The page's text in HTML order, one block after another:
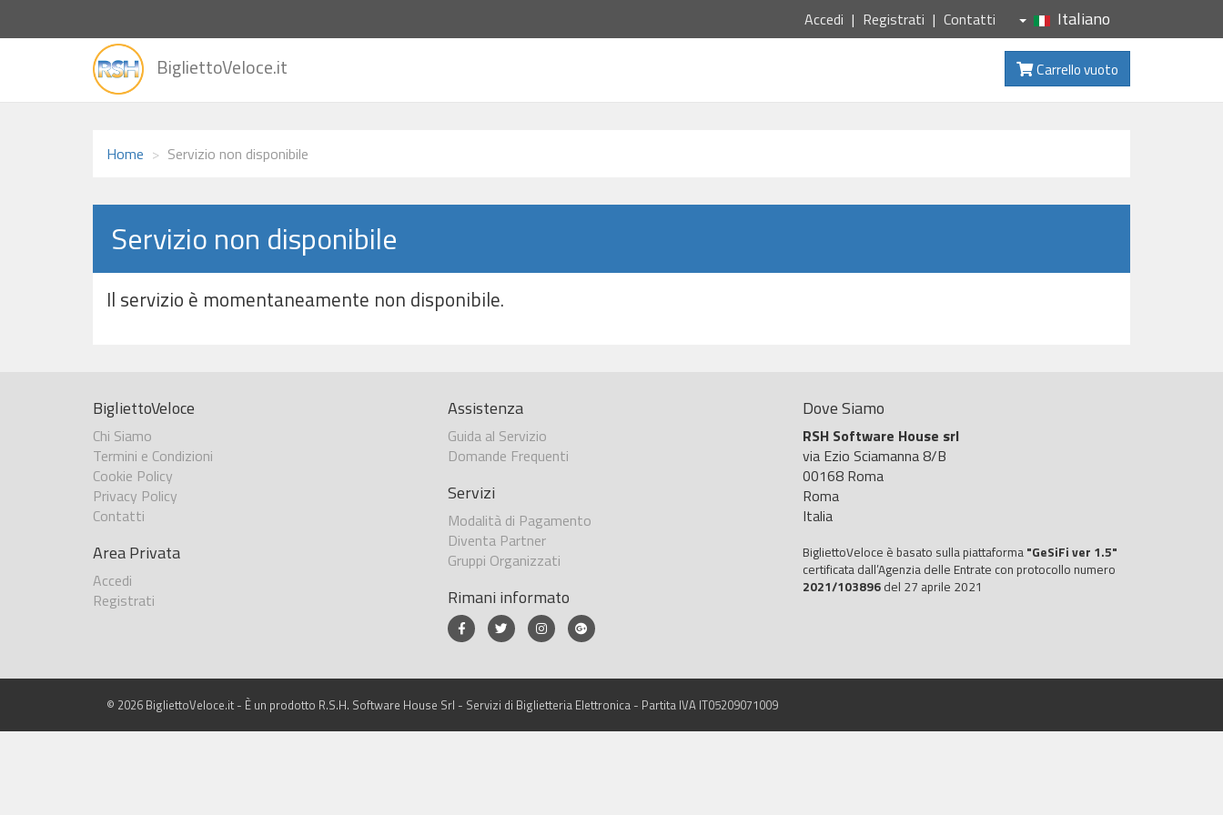
Accedi Registrati Contatti Italiano
alla
BigliettoVeloce.it Carrello vuoto
Home Servizio non disponibile
Servizio non disponibile
Il servizio è momentaneamente non disponibile.
BigliettoVeloce
Chi Siamo
Termini e Condizioni
Cookie Policy
Privacy Policy
Contatti
Area Privata
Accedi
Registrati
Assistenza
Guida al Servizio
Domande Frequenti
Servizi
Modalità di Pagamento
Diventa Partner
Gruppi Organizzati
Rimani informato
Dove Siamo
RSH Software House srl
via Ezio Sciamanna 8/B
00168 Roma
Roma
Italia
BigliettoVeloce è basato sulla piattaforma "GeSiFi ver 1.5"
certificata dall’Agenzia delle Entrate con protocollo numero
2021/103896 del 27 aprile 2021
© 2026 BigliettoVeloce.it - È un prodotto R.S.H. Software House Srl - Servizi di Biglietteria Elettronica - Partita IVA IT05209071009